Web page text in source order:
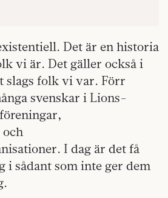
Det är en historia
vi är. Det gäller också i
folk vi var. Förr
svenskar i Lions-
I dag är det få
i sådant som inte ger dem